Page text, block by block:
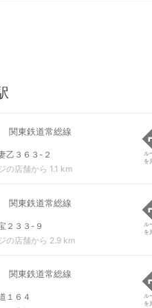
関東鉄道常総線
乙３６３-２
の店舗から 1.1 km
ル
を
関東鉄道常総線
２３３-９
の店舗から 2.9 km
ル
を
関東鉄道常総線
１６４
ル
を